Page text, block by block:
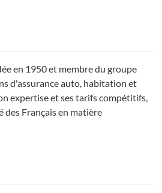
en 1950 et membre du groupe
d'assurance auto, habitation et
expertise et ses tarifs compétitifs,
des Français en matière